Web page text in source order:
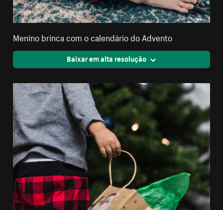
Menino brinca com o calendário do Advento
Baixar em alta resolução